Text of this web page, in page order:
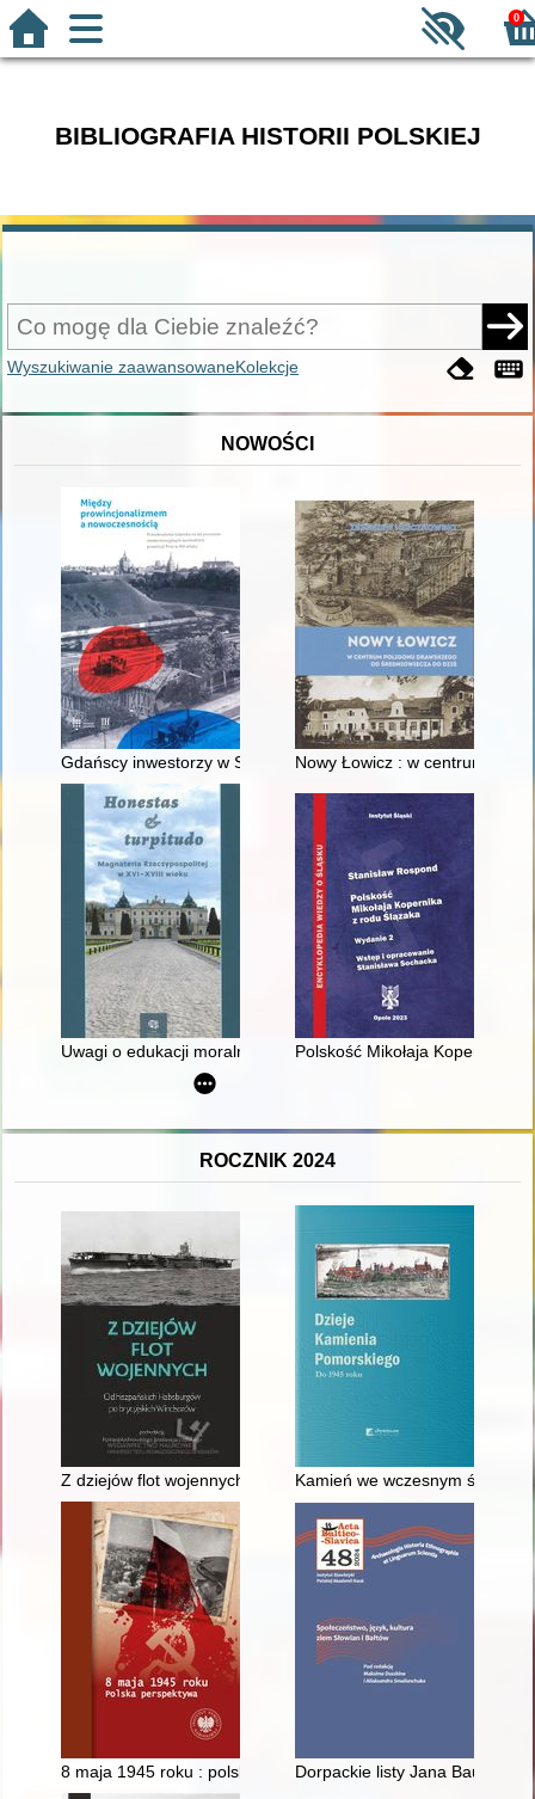
0
BIBLIOGRAFIA HISTORII POLSKIEJ
Wyszukiwanie zaawansowaneKolekcje
NOWOŚCI
Gdańscy inwestorzy w Sopocie : prestiż finansowy i
Nowy Łowicz : w centrum
Uwagi o edukacji moralnej synów szlacheckich w XVI-
Polskość Mikołaja Kopernika z
ROCZNIK 2024
Z dziejów flot wojennych : od hiszpańskich Habsburgów po
Kamień we wczesnym
8 maja 1945 roku : polska perspektywaDorpackie listy Jana